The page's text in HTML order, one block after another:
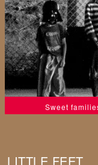
Sweet
LITTLE FEET